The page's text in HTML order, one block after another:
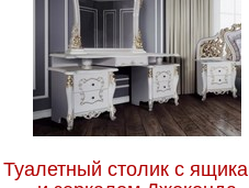
Туалетный столик с